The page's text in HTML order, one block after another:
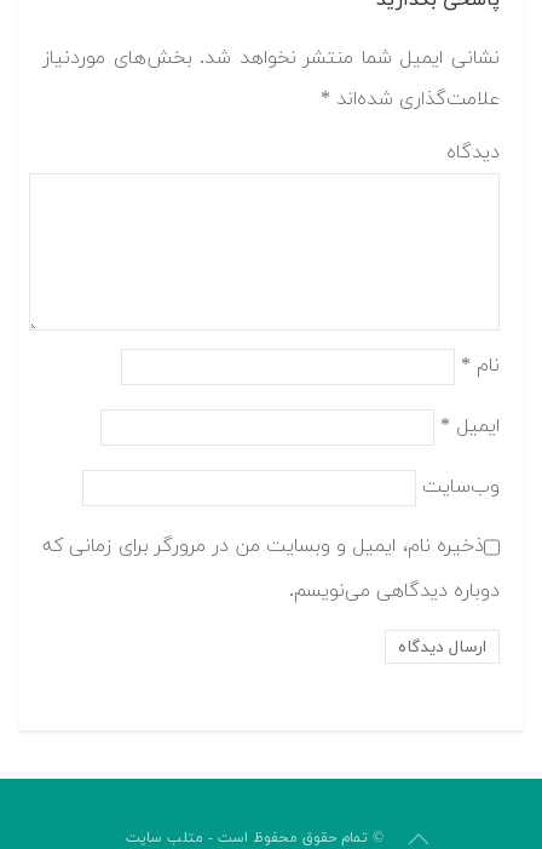
نشانی ایمیل شما منتشر نخواهد شد. بخش‌های موردنیاز
علامت‌گذاری شده‌اند *
دیدگاه
نام *
ایمیل *
وب‌سایت
ذخیره نام، ایمیل و وبسایت من در مرورگر برای زمانی که
دوباره دیدگاهی می‌نویسم.
© تمام حقوق محفوظ است - متلب سایت